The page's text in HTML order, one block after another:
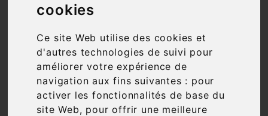
cookies
Ce site Web utilise des cookies et
d'autres technologies de suivi pour
améliorer votre expérience de
navigation aux fins suivantes : pour
activer les fonctionnalités de base du
site Web, pour offrir une meilleure
 Filtre 30 articles
Pertinence